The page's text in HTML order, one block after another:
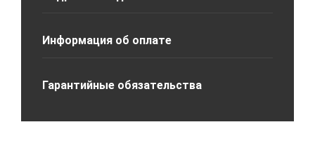
Информация об оплате
Гарантийные обязательства